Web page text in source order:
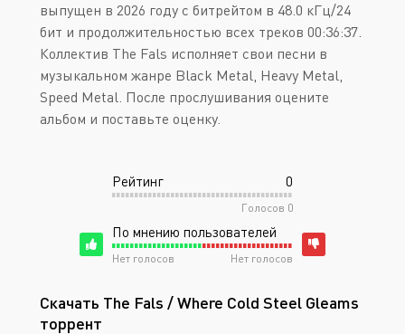
выпущен в 2026 году с битрейтом в 48.0 кГц/24
бит и продолжительностью всех треков 00:36:37.
Коллектив The Fals исполняет свои песни в
музыкальном жанре Black Metal, Heavy Metal,
Speed Metal. После прослушивания оцените
альбом и поставьте оценку.
Рейтинг 0
Голосов 0
По мнению пользователей
Нет голосов Нет голосов
Скачать The Fals / Where Cold Steel Gleams
торрент